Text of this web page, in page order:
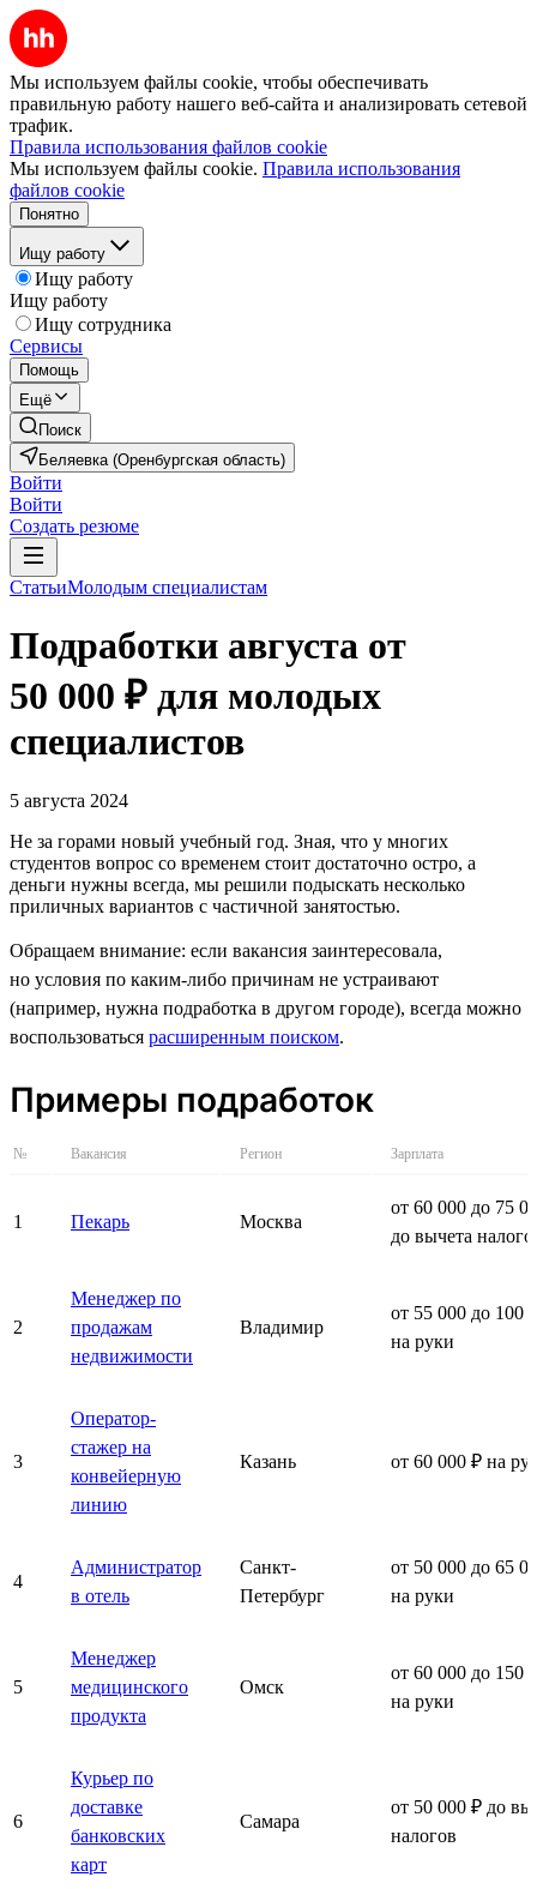
Мы используем файлы cookie, чтобы обеспечивать
правильную работу нашего веб-сайта и анализировать сетевой
трафик.
Правила использования файлов cookie
Мы используем файлы cookie. Правила использования
файлов cookie
Понятно
Ищу работу
Ищу работу
Ищу работу
Ищу сотрудника
Сервисы
Помощь
Ещё
Поиск
Беляевка (Оренбургская область)
Войти
Войти
Создать резюме
СтатьиМолодым специалистам
Подработки августа от
50 000 ₽ для молодых
специалистов
5 августа 2024
Не за горами новый учебный год. Зная, что у многих
студентов вопрос со временем стоит достаточно остро, а
деньги нужны всегда, мы решили подыскать несколько
приличных вариантов с частичной занятостью.
Обращаем внимание: если вакансия заинтересовала,
но условия по каким-либо причинам не устраивают
(например, нужна подработка в другом городе), всегда можно
воспользоваться расширенным поиском.
Примеры подработок
№ Вакансия Регион Зарплата
1 Пекарь Москва
от 60 000 до 75
до вычета
2
Менеджер по
продажам
недвижимости
Владимир
от 55 000 до 100
на руки
3
Оператор-
стажер на
конвейерную
линию
Казань от 60 000 ₽ на
4
Администратор
в отель
Санкт-
Петербург
от 50 000 до 65
на руки
5
Менеджер
медицинского
продукта
Омск
от 60 000 до 150
на руки
6
Курьер по
доставке
банковских
карт
Самара
от 50 000 ₽ до
налогов